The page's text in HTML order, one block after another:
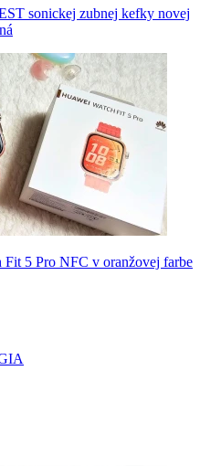
sonickej zubnej kefky novej
Fit 5 Pro NFC v oranžovej farbe